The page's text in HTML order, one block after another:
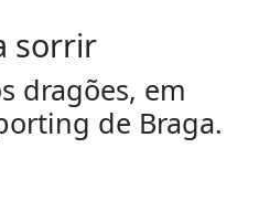
sorrir
dragões, em
de Braga.